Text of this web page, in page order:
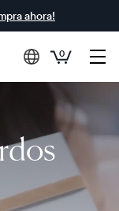
ahora!
0